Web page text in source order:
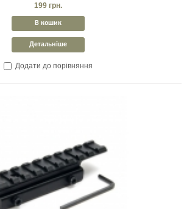
199 грн.
В кошик
Детальніше
Додати до порівняння